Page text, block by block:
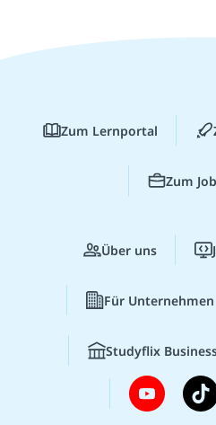
Zum Lernportal
Zum
Über uns
Für Unternehmen
Studyflix